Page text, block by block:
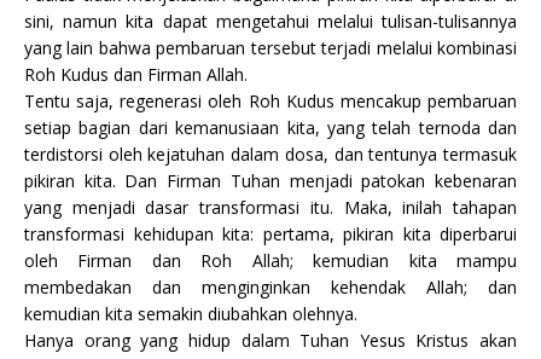
sini, namun kita dapat mengetahui melalui tulisan-tulisannya
yang lain bahwa pembaruan tersebut terjadi melalui kombinasi
Roh Kudus dan Firman Allah.
Tentu saja, regenerasi oleh Roh Kudus mencakup pembaruan
setiap bagian dari kemanusiaan kita, yang telah ternoda dan
terdistorsi oleh kejatuhan dalam dosa, dan tentunya termasuk
pikiran kita. Dan Firman Tuhan menjadi patokan kebenaran
yang menjadi dasar transformasi itu. Maka, inilah tahapan
transformasi kehidupan kita: pertama, pikiran kita diperbarui
oleh Firman dan Roh Allah; kemudian kita mampu
membedakan dan menginginkan kehendak Allah; dan
kemudian kita semakin diubahkan olehnya.
Hanya orang yang hidup dalam Tuhan Yesus Kristus akan